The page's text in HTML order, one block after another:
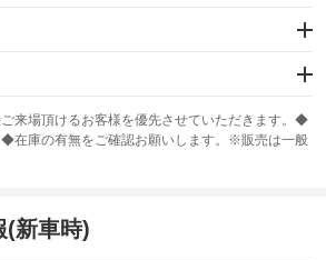
手席
ABS
ビ他
生
ご来場頂けるお客様を優先させていただきます。◆
在庫の有無をご確認お願いします。※販売は一般
(新車時)